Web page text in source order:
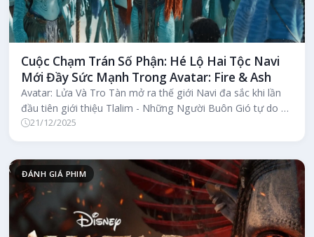
Cuộc Chạm Trán Số Phận: Hé Lộ Hai Tộc Navi
Mới Đầy Sức Mạnh Trong Avatar: Fire & Ash
Avatar: Lửa Và Tro Tàn mở ra thế giới Navi đa sắc khi lần
đầu tiên giới thiệu Tlalim - Những Người Buôn Gió tự do và
Mangkwan - Dâ...
21/12/2025
ĐÁNH GIÁ PHIM